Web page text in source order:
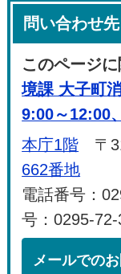
問い合わせ先
このページ
境課 大子町
9:00～12:00
本庁1階 〒
662番地
電話番号：
号：0295-
メールでの